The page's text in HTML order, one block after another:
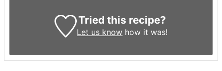
Tried this recipe?
Let us know how it was!